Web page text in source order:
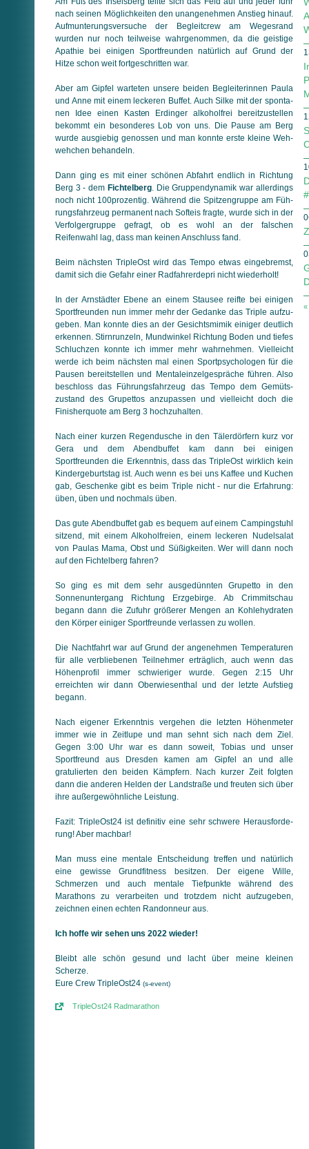
nach seinen Möglichkeiten den unangenehmen Anstieg hinauf.
Auf­mun­te­rungs­versuche der Begleitcrew am Wegesrand
wurden nur noch teilweise wahrgenommen, da die geistige
Apathie bei einigen Sportfreunden natürlich auf Grund der
Hitze schon weit fort­ge­schritten war.
Aber am Gipfel warteten unsere beiden Begleiterinnen Paula
und Anne mit einem leckeren Buffet. Auch Silke mit der spon­ta­
nen Idee einen Kasten Erdinger alkoholfrei bereitzustellen
bekommt ein besonderes Lob von uns. Die Pause am Berg
wur­de ausgiebig genossen und man konnte erste kleine Weh­
weh­chen behandeln.
Dann ging es mit einer schönen Abfahrt endlich in Richtung
Berg 3 - dem Fichtelberg. Die Gruppendynamik war allerdings
noch nicht 100prozentig. Während die Spitzengruppe am Füh­
rungs­fahrzeug permanent nach Softeis fragte, wurde sich in der
Verfolgergruppe gefragt, ob es wohl an der falschen
Reifenwahl lag, dass man keinen Anschluss fand.
Beim nächsten TripleOst wird das Tempo etwas eingebremst,
damit sich die Gefahr einer Radfahrerdepri nicht wiederholt!
In der Arnstädter Ebene an einem Stausee reifte bei einigen
Sportfreunden nun immer mehr der Gedanke das Triple auf­zu­
ge­ben. Man konnte dies an der Gesichtsmimik einiger deutlich
erkennen. Stirnrunzeln, Mundwinkel Richtung Boden und tiefes
Schluchzen konnte ich immer mehr wahrnehmen. Vielleicht
werde ich beim nächsten mal einen Sportpsychologen für die
Pausen bereitstellen und Mentaleinzelgespräche führen. Also
beschloss das Führungsfahrzeug das Tempo dem Gemüts­
zustand des Grupettos anzupassen und vielleicht doch die
Finisher­quote am Berg 3 hochzuhalten.
Nach einer kurzen Regendusche in den Tälerdörfern kurz vor
Gera und dem Abendbuffet kam dann bei einigen
Sportfreunden die Erkenntnis, dass das TripleOst wirklich kein
Kindergeburtstag ist. Auch wenn es bei uns Kaffee und Kuchen
gab, Geschenke gibt es beim Triple nicht - nur die Erfahrung:
üben, üben und noch­mals üben.
Das gute Abendbuffet gab es bequem auf einem Campingstuhl
sitzend, mit einem Alkoholfreien, einem leckeren Nudelsalat
von Paulas Mama, Obst und Süßigkeiten. Wer will dann noch
auf den Fichtelberg fahren?
So ging es mit dem sehr ausgedünnten Grupetto in den
Sonnen­unter­gang Richtung Erzgebirge. Ab Crimmitschau
begann dann die Zufuhr größerer Mengen an Kohlehydraten
den Körper einiger Sportfreunde verlassen zu wollen.
Die Nachtfahrt war auf Grund der angenehmen Temperaturen
für alle verbliebenen Teilnehmer erträglich, auch wenn das
Höhen­profil immer schwieriger wurde. Gegen 2:15 Uhr
erreichten wir dann Oberwiesenthal und der letzte Aufstieg
begann.
Nach eigener Erkenntnis vergehen die letzten Höhenmeter
immer wie in Zeitlupe und man sehnt sich nach dem Ziel.
Gegen 3:00 Uhr war es dann soweit, Tobias und unser
Sportfreund aus Dresden kamen am Gipfel an und alle
gratulierten den beiden Kämpfern. Nach kurzer Zeit folgten
dann die anderen Helden der Landstraße und freuten sich über
ihre außergewöhnliche Leis­tung.
Fazit: TripleOst24 ist definitiv eine sehr schwere Heraus­for­de­
rung! Aber machbar!
Man muss eine mentale Entscheidung treffen und natürlich
eine gewisse Grundfitness besitzen. Der eigene Wille,
Schmerzen und auch mentale Tiefpunkte während des
Marathons zu verarbeiten und trotzdem nicht aufzugeben,
zeichnen einen echten Randonneur aus.
Ich hoffe wir sehen uns 2022 wieder!
Bleibt alle schön gesund und lacht über meine kleinen
Scherze.
Eure Crew TripleOst24 (s-event)
TripleOst24 Radmarathon
«